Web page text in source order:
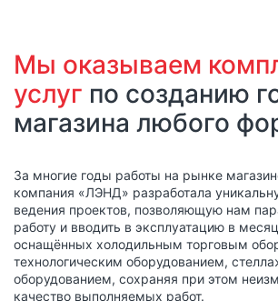
Мы оказываем
услуг по созданию
магазина любого
За многие годы работы на рынке
компания «ЛЭНД» разработала
ведения проектов, позволяющую нам
работу и вводить в эксплуатацию в
оснащённых холодильным торговым
технологическим оборудованием,
оборудованием, сохраняя при этом
качество выполняемых работ.